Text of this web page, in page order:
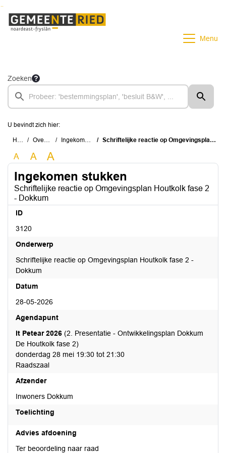
Menu
Zoeken
U bevindt zich hier:
Home Overzichten Ingekomen stukken Schriftelijke reactie op Omgevingsplan Houtkolk fase 2 - Dokkum
A A A
Ingekomen stukken
Schriftelijke reactie op Omgevingsplan Houtkolk fase 2
- Dokkum
ID
3120
Onderwerp
Schriftelijke reactie op Omgevingsplan Houtkolk fase 2 -
Dokkum
Datum
28-05-2026
Agendapunt
It Petear 2026 (2. Presentatie - Ontwikkelingsplan Dokkum
De Houtkolk fase 2)
donderdag 28 mei 19:30 tot 21:30
Raadszaal
Afzender
Inwoners Dokkum
Toelichting
Advies afdoening
Ter beoordeling naar raad